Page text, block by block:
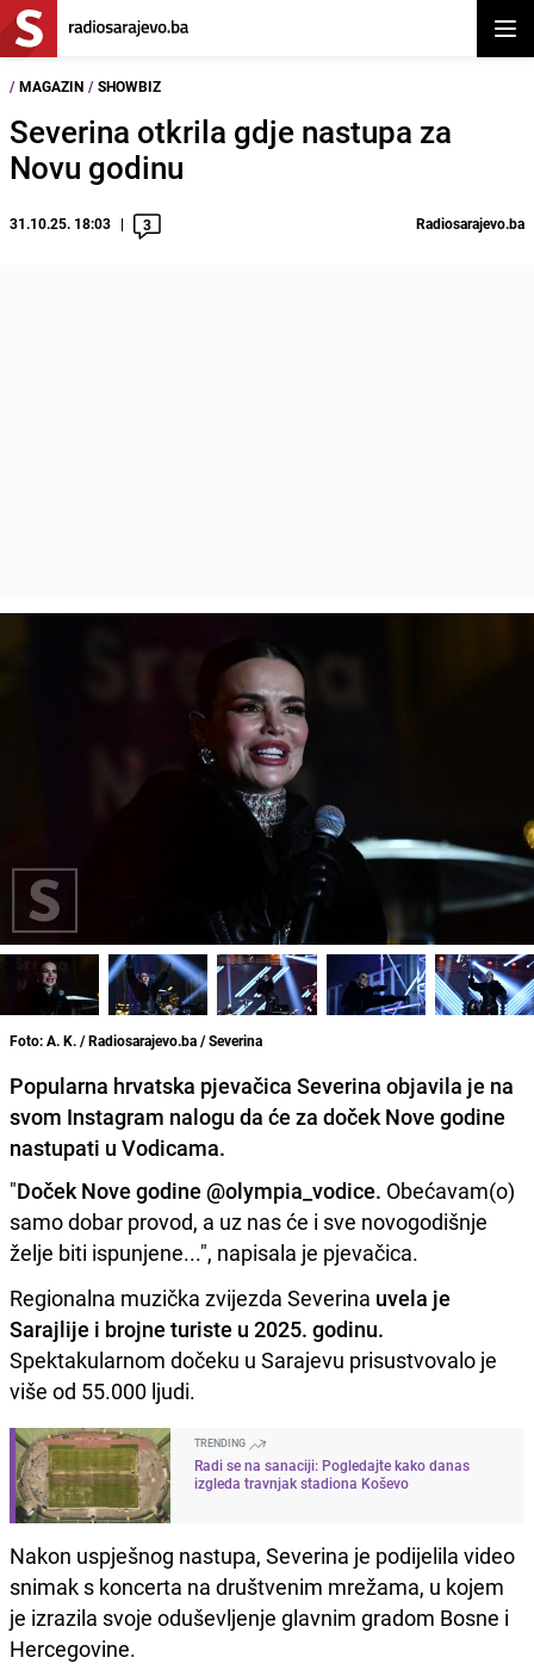
/ MAGAZIN / SHOWBIZ
Severina otkrila gdje nastupa za
Novu godinu
31.10.25. 18:03 3 Radiosarajevo.ba
Foto: A. K. / Radiosarajevo.ba / Severina
Popularna hrvatska pjevačica Severina objavila je na
svom Instagram nalogu da će za doček Nove godine
nastupati u Vodicama.
"Doček Nove godine @olympia_vodice. Obećavam(o)
samo dobar provod, a uz nas će i sve novogodišnje
želje biti ispunjene...", napisala je pjevačica.
Regionalna muzička zvijezda Severina uvela je
Sarajlije i brojne turiste u 2025. godinu.
Spektakularnom dočeku u Sarajevu prisustvovalo je
više od 55.000 ljudi.
TRENDING
Radi se na sanaciji: Pogledajte kako danas
izgleda travnjak stadiona Koševo
Nakon uspješnog nastupa, Severina je podijelila video
snimak s koncerta na društvenim mrežama, u kojem
je izrazila svoje oduševljenje glavnim gradom Bosne i
Hercegovine.